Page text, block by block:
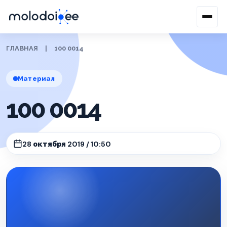
ГЛАВНАЯ 100 0014
Материал
100 0014
28 октября 2019 / 10:50